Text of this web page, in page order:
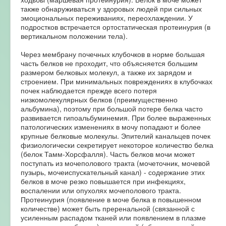
также обнаруживаться у здоровых людей при сильных
эмоциональных переживаниях, переохлаждении. У
подростков встречается ортостатическая протеинурия (в
вертикальном положении тела).
Через мембрану почечных клубочков в норме большая
часть белков не проходит, что объясняется большим
размером белковых молекул, а также их зарядом и
строением. При минимальных повреждениях в клубочках
почек наблюдается прежде всего потеря
низкомолекулярных белков (преимущественно
альбумина), поэтому при большой потере белка часто
развивается гипоальбуминемия. При более выраженных
патологических изменениях в мочу попадают и более
крупные белковые молекулы. Эпителий канальцев почек
физиологически секретирует некоторое количество белка
(белок Тамм-Хорсфалля). Часть белков мочи может
поступать из мочеполового тракта (мочеточник, мочевой
пузырь, мочеиспускательный канал) - содержание этих
белков в моче резко повышается при инфекциях,
воспалении или опухолях мочеполового тракта.
Протеинурия (появление в моче белка в повышенном
количестве) может быть преренальной (связанной с
усиленным распадом тканей или появлением в плазме